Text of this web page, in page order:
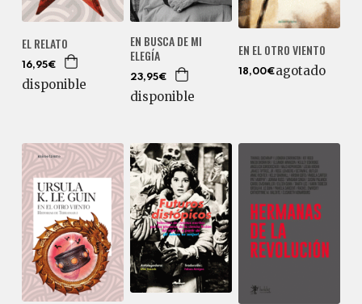
EL RELATO
16,95€
disponible
EN BUSCA DE MI
ELEGÍA
23,95€
disponible
EN EL OTRO VIENTO
18,00€agotado